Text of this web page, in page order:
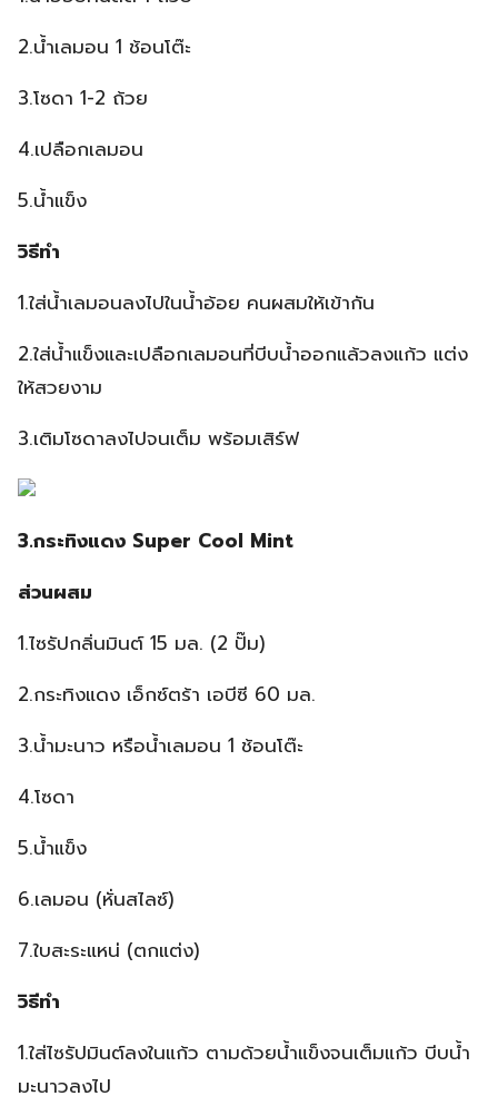
2.น้ำเลมอน 1 ช้อนโต๊ะ
3.โซดา 1-2 ถ้วย
4.เปลือกเลมอน
5.น้ำแข็ง
วิธีทำ
1.ใส่น้ำเลมอนลงไปในน้ำอ้อย คนผสมให้เข้ากัน
2.ใส่น้ำแข็งและเปลือกเลมอนที่บีบน้ำออกแล้วลงแก้ว แต่ง
ให้สวยงาม
3.เติมโซดาลงไปจนเต็ม พร้อมเสิร์ฟ
3.กระทิงแดง Super Cool Mint
ส่วนผสม
1.ไซรัปกลิ่นมินต์ 15 มล. (2 ปั๊ม)
2.กระทิงแดง เอ็กซ์ตร้า เอบีซี 60 มล.
3.น้ำมะนาว หรือน้ำเลมอน 1 ช้อนโต๊ะ
4.โซดา
5.น้ำแข็ง
6.เลมอน (หั่นสไลซ์)
7.ใบสะระแหน่ (ตกแต่ง)
วิธีทำ
1.ใส่ไซรัปมินต์ลงในแก้ว ตามด้วยน้ำแข็งจนเต็มแก้ว บีบน้ำ
มะนาวลงไป